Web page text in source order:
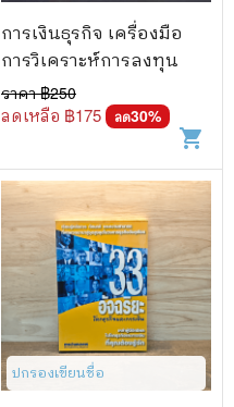
การเงินธุรกิจ เครื่องมือ
การวิเคราะห์การลงทุน
ราคา ฿250
ลดเหลือ ฿175 ลด30%
shopping_cart
ปกรองเขียนชื่อ